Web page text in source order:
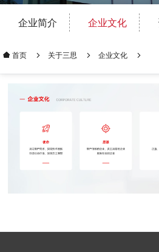
企业简介 企业文化
首页 关于三思 企业文化